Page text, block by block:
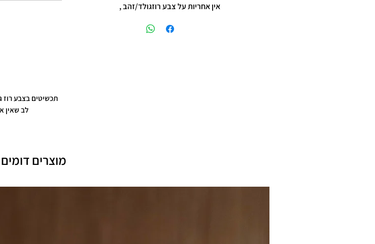
תכשיטים בצבע רוז
לב שאין
אין אחריות על צבע רוזגולד/זהב ,
מוצרים דומים